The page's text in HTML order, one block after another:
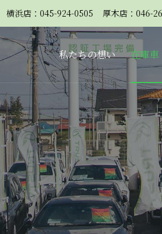
横浜店：045-924-0505 厚木店：046-
私たちの想い 在庫車